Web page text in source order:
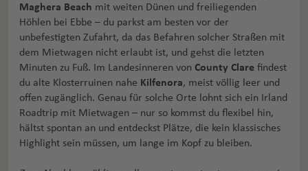
Maghera Beach mit weiten Dünen und freiliegenden
Höhlen bei Ebbe – du parkst am besten vor der
unbefestigten Zufahrt, da das Befahren solcher Straßen mit
dem Mietwagen nicht erlaubt ist, und gehst die letzten
Minuten zu Fuß. Im Landesinneren von County Clare findest
du alte Klosterruinen nahe Kilfenora, meist völlig leer und
offen zugänglich. Genau für solche Orte lohnt sich ein Irland
Roadtrip mit Mietwagen – nur so kommst du flexibel hin,
hältst spontan an und entdeckst Plätze, die kein klassisches
Highlight sein müssen, um lange im Kopf zu bleiben.